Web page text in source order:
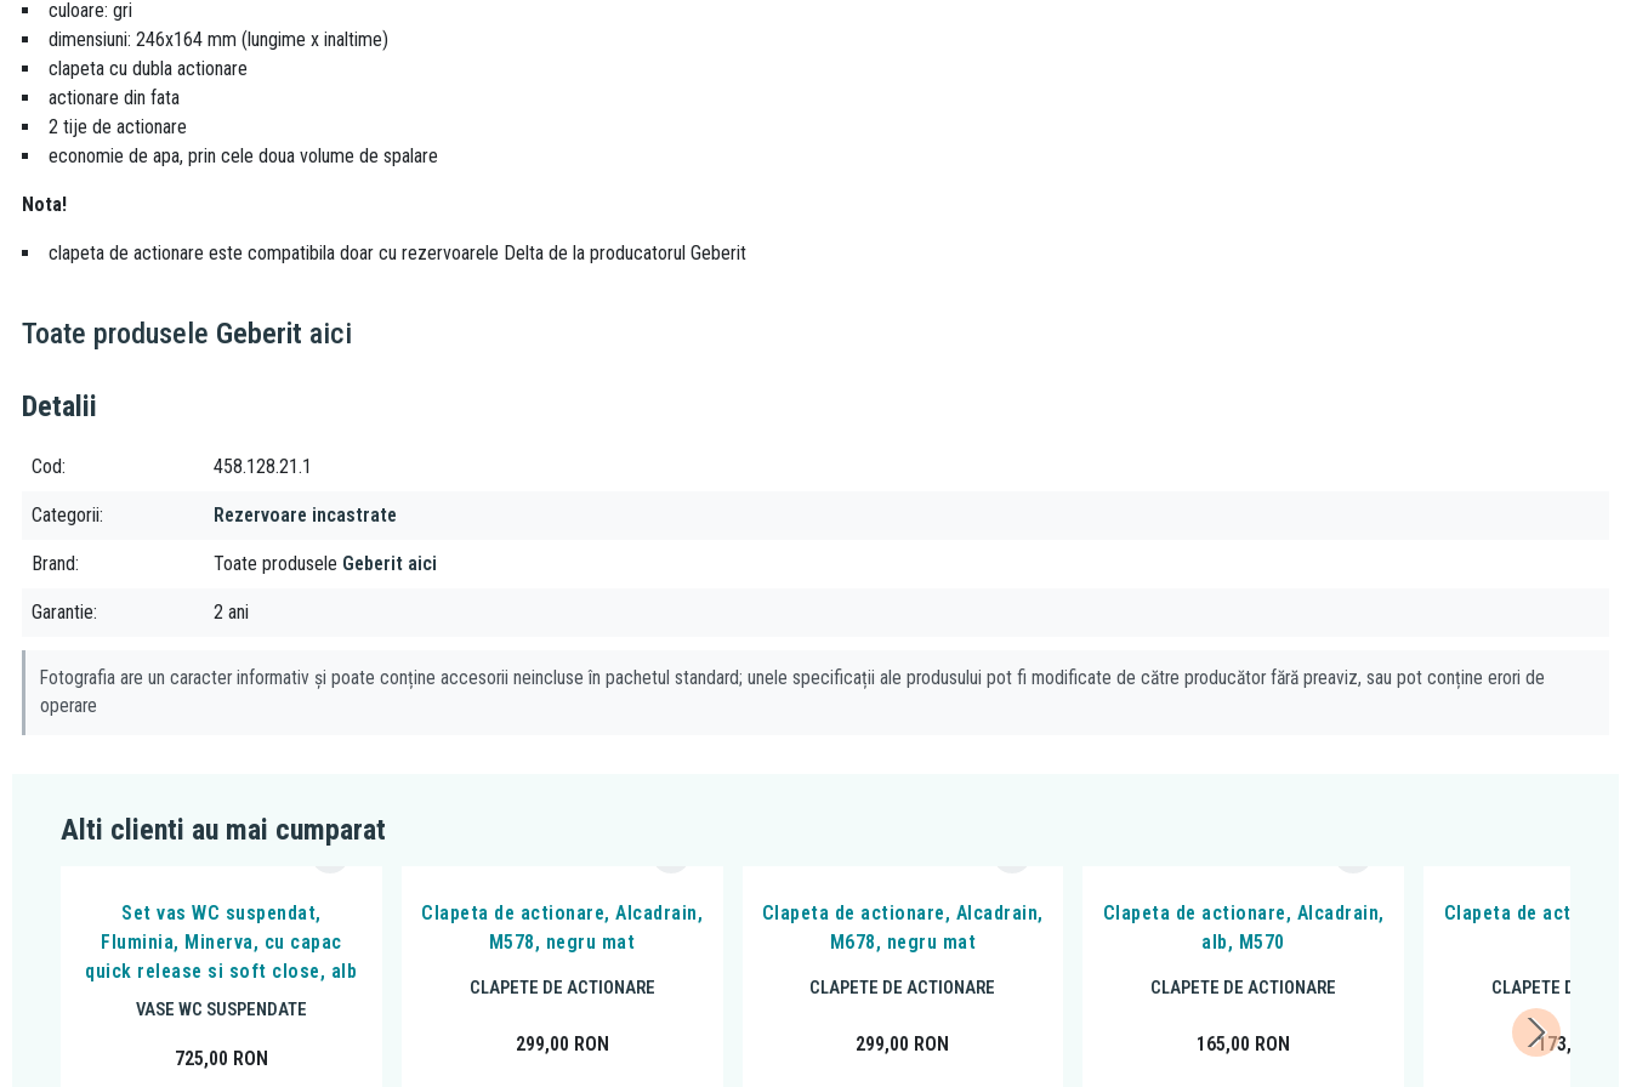
culoare: gri
dimensiuni: 246x164 mm (lungime x inaltime)
clapeta cu dubla actionare
actionare din fata
2 tije de actionare
economie de apa, prin cele doua volume de spalare
Nota!
clapeta de actionare este compatibila doar cu rezervoarele Delta de la producatorul Geberit
Toate produsele Geberit aici
Detalii
Cod 458.128.21.1
Categorii Rezervoare incastrate
Brand Toate produsele Geberit aici
Garantie 2 ani
Fotografia are un caracter informativ și poate conține accesorii neincluse în pachetul standard; unele specificații ale produsului pot fi modificate de către producător fără preaviz, sau pot conține erori de
operare
Alti clienti au mai cumparat
Set vas WC suspendat,
Fluminia, Minerva, cu capac
quick release si soft close, alb
VASE WC SUSPENDATE
725,00 RON
Clapeta de actionare, Alcadrain,
M578, negru mat
CLAPETE DE ACTIONARE
299,00 RON
Clapeta de actionare, Alcadrain,
M678, negru mat
CLAPETE DE ACTIONARE
299,00 RON
Clapeta de actionare, Alcadrain,
alb, M570
CLAPETE DE ACTIONARE
165,00 RON
Clapeta de
CLAPETE DE
173,52